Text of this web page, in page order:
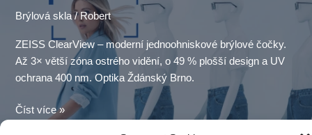
Brýlová skla/ Robert
ZEISS ClearView – moderní jednoohniskové brýlové čočky.
Až 3× větší zóna ostrého vidění, o 49 % plošší design a UV
ochrana 400 nm. Optika Ždánský Brno.
ZEISS
Číst více »